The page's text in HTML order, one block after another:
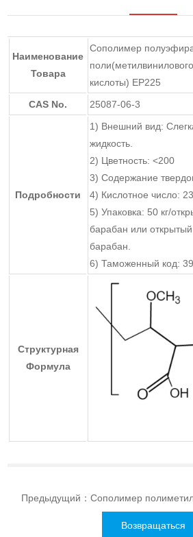
Наименование
Товара
Сополимер
кислоты) EP225
CAS No.
25087-06-3
Подробности
1) Внешний вид:
жидкость.
2) Цветность: <200
3) Содержание
4) Кислотное число:
5) Упаковка: 50 кг/
барабан или
барабан.
6) Таможенный код:
Структурная
Формула
Предыдущий： Сополимер
Возвращаться